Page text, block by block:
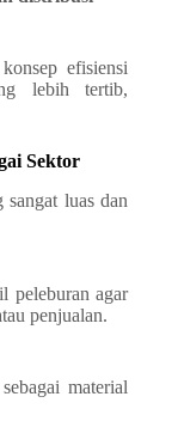
efisiensi
lebih tertib,
Sektor
sangat luas dan
peleburan agar
penjualan.
material